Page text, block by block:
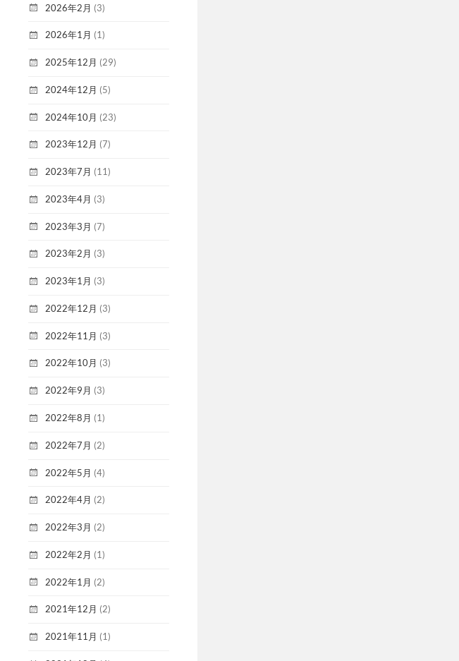
2026年2月 (3)
2026年1月 (1)
2025年12月 (29)
2024年12月 (5)
2024年10月 (23)
2023年12月 (7)
2023年7月 (11)
2023年4月 (3)
2023年3月 (7)
2023年2月 (3)
2023年1月 (3)
2022年12月 (3)
2022年11月 (3)
2022年10月 (3)
2022年9月 (3)
2022年8月 (1)
2022年7月 (2)
2022年5月 (4)
2022年4月 (2)
2022年3月 (2)
2022年2月 (1)
2022年1月 (2)
2021年12月 (2)
2021年11月 (1)